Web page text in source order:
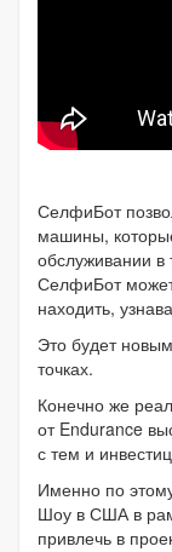
СелфиБот
машины,
обслуживании в
СелфиБот
находить,
Это будет
точках.
Конечно же
от Endurance
с тем и
Именно по
Шоу в США в
привлечь в